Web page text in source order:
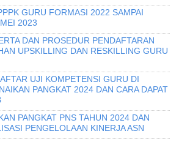
GURU FORMASI 2022 SAMPAI
2023
DAN PROSEDUR PENDAFTARAN
UPSKILLING DAN RESKILLING GURU
UJI KOMPETENSI GURU DI
PANGKAT 2024 DAN CARA DAPAT
PANGKAT PNS TAHUN 2024 DAN
PENGELOLAAN KINERJA ASN